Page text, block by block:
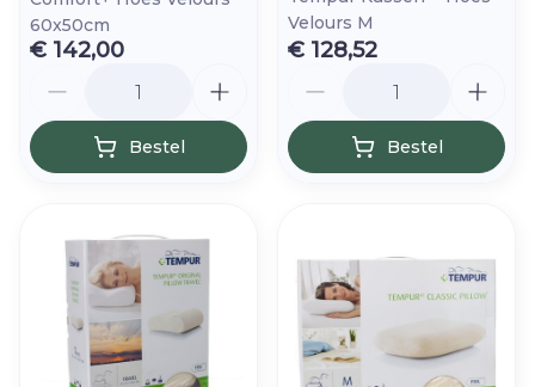
60x50cm
€ 142,00
Bestel
Velours M
€ 128,52
Bestel